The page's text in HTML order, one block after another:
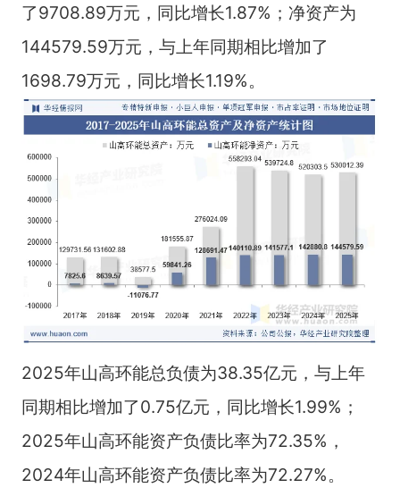
了9708.89万元，同比增长1.87%；净资产为
144579.59万元，与上年同期相比增加了
1698.79万元，同比增长1.19%。
2025年山高环能总负债为38.35亿元，与上年
同期相比增加了0.75亿元，同比增长1.99%；
2025年山高环能资产负债比率为72.35%，
2024年山高环能资产负债比率为72.27%。